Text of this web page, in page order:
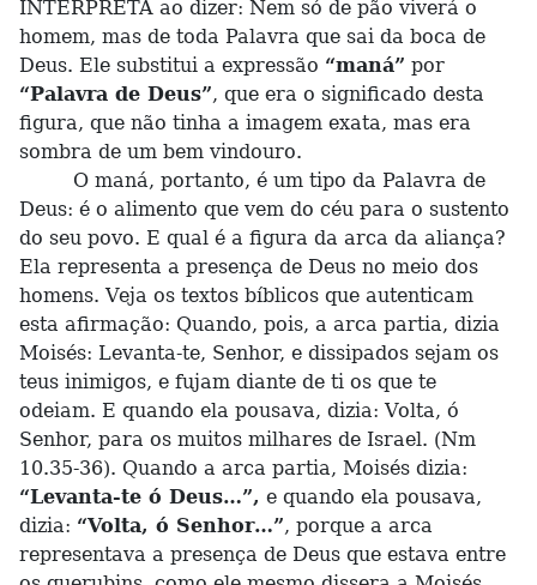
INTERPRETA ao dizer: Nem só de pão viverá o
homem, mas de toda Palavra que sai da boca de
Deus. Ele substitui a expressão “maná” por
“Palavra de Deus”, que era o significado desta
figura, que não tinha a imagem exata, mas era
sombra de um bem vindouro.
O maná, portanto, é um tipo da Palavra de
Deus: é o alimento que vem do céu para o sustento
do seu povo. E qual é a figura da arca da aliança?
Ela representa a presença de Deus no meio dos
homens. Veja os textos bíblicos que autenticam
esta afirmação: Quando, pois, a arca partia, dizia
Moisés: Levanta-te, Senhor, e dissipados sejam os
teus inimigos, e fujam diante de ti os que te
odeiam. E quando ela pousava, dizia: Volta, ó
Senhor, para os muitos milhares de Israel. (Nm
10.35-36). Quando a arca partia, Moisés dizia:
“Levanta-te ó Deus…”, e quando ela pousava,
dizia: “Volta, ó Senhor…”, porque a arca
representava a presença de Deus que estava entre